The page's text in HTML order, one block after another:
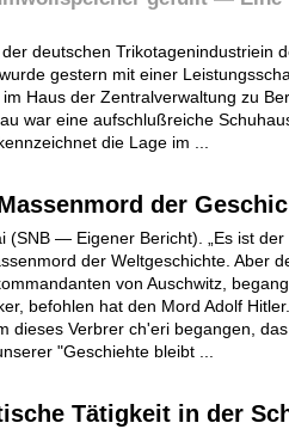
deutschen Trikotagenindustriein
gestern mit einer
Haus der Zentralverwaltung zu
war eine aufschlußreiche
die Lage im ...
der
(SNB — Eigener Bericht). „Es ist
der Weltgeschichte. Aber
von Auschwitz,
befohlen hat den Mord Adolf
dieses Verbrer ch'eri begangen,
"Geschiehte bleibt ...
Tätigkeit in der